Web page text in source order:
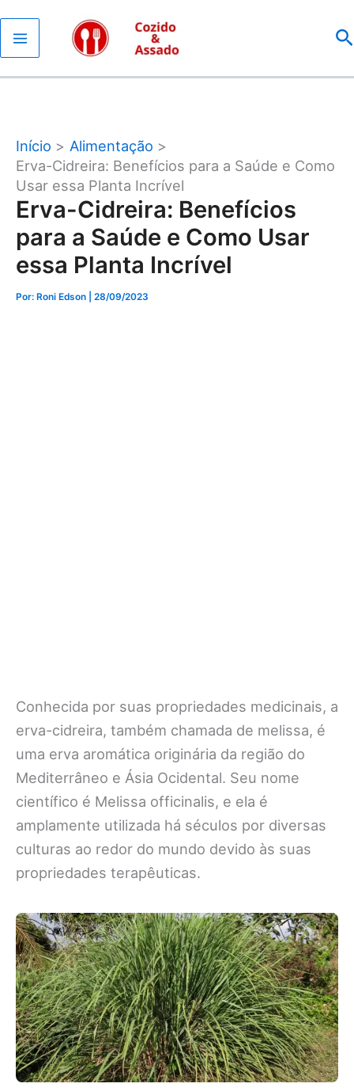
para
o
conteúdo
Início
Alimentação
Erva-Cidreira: Benefícios para a Saúde e Como
Usar essa Planta Incrível
Erva-Cidreira: Benefícios
para a Saúde e Como Usar
essa Planta Incrível
Por: Roni Edson | 28/09/2023
Conhecida por suas propriedades medicinais, a
erva-cidreira, também chamada de melissa, é
uma erva aromática originária da região do
Mediterrâneo e Ásia Ocidental. Seu nome
científico é Melissa officinalis, e ela é
amplamente utilizada há séculos por diversas
culturas ao redor do mundo devido às suas
propriedades terapêuticas.